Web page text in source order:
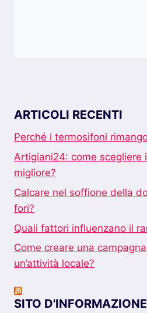
ARTICOLI RECENTI
Perché i termosifoni
Artigiani24: come scegliere
migliore?
Calcare nel soffione della
fori?
Quali fattori influenzano il
Come creare una
un’attività locale?
SITO